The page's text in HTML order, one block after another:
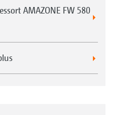
AMAZONE FW 580